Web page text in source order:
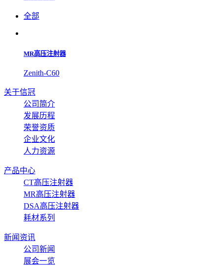
全部
MR高压注射器
Zenith-C60
关于信冠
公司简介
发展历程
荣誉资质
企业文化
人力资源
产品中心
CT高压注射器
MR高压注射器
DSA高压注射器
耗材系列
新闻资讯
公司新闻
展会一览